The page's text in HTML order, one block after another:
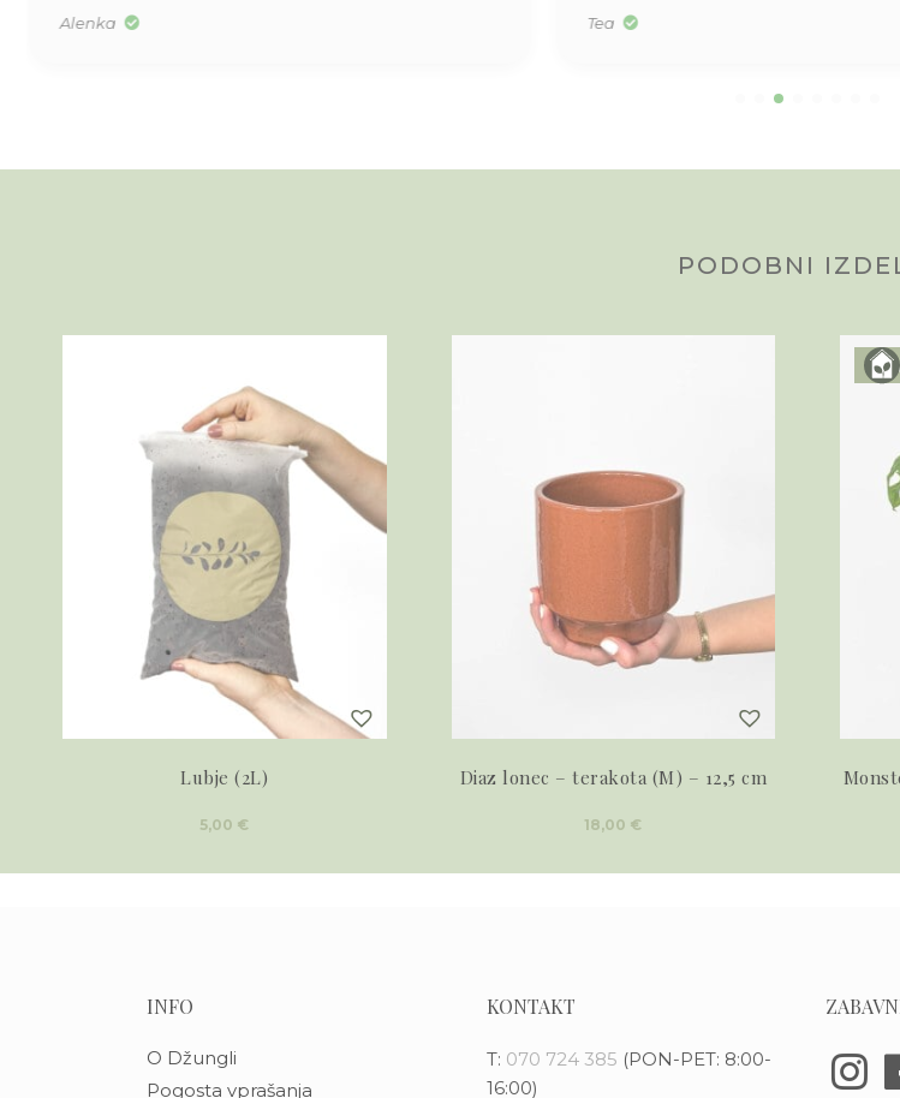
Alenka Tea
PODOBNI
Lubje (2L)
5,00 €
Diaz lonec – terakota (M) – 12,5 cm
18,00 €
INFO
O Džungli
Pogosta vprašanja
KONTAKT
T: 070 724 385 (PON-PET: 8:00-
16:00)